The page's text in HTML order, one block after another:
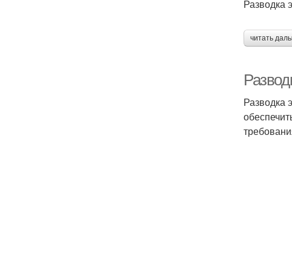
Разводка
читать
Разводка